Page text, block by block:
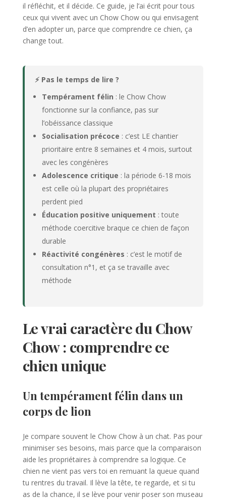
il réfléchit, et il décide. Ce guide, je l’ai écrit pour tous
ceux qui vivent avec un Chow Chow ou qui envisagent
d’en adopter un, parce que comprendre ce chien, ça
change tout.
⚡ Pas le temps de lire ?
Tempérament félin : le Chow Chow
fonctionne sur la confiance, pas sur
l’obéissance classique
Socialisation précoce : c’est LE chantier
prioritaire entre 8 semaines et 4 mois, surtout
avec les congénères
Adolescence critique : la période 6-18 mois
est celle où la plupart des propriétaires
perdent pied
Éducation positive uniquement : toute
méthode coercitive braque ce chien de façon
durable
Réactivité congénères : c’est le motif de
consultation n°1, et ça se travaille avec
méthode
Le vrai caractère du Chow
Chow : comprendre ce
chien unique
Un tempérament félin dans un
corps de lion
Je compare souvent le Chow Chow à un chat. Pas pour
minimiser ses besoins, mais parce que la comparaison
aide les propriétaires à comprendre sa logique. Ce
chien ne vient pas vers toi en remuant la queue quand
tu rentres du travail. Il lève la tête, te regarde, et si tu
as de la chance, il se lève pour venir poser son museau